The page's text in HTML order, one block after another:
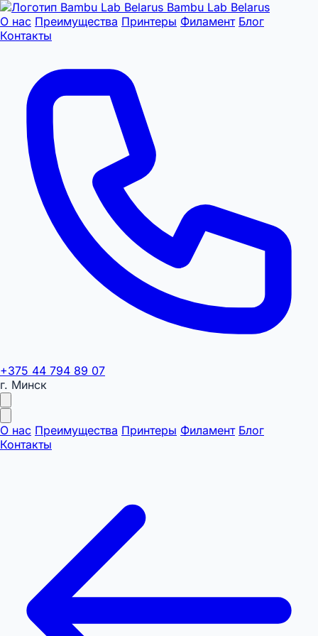
Bambu Lab Belarus
О нас Преимущества Принтеры Филамент Блог
Контакты
+375 44 794 89 07
г. Минск
О нас Преимущества Принтеры Филамент Блог
Контакты